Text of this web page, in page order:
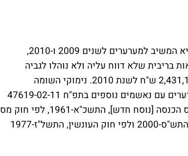
הערעור דנן הוא על שומה על פי מיטב השפיטה שהוציא המשיב למערערים לשנים 2009 ו-2010,
שלא דווח עליה ולא נוהלו לגביה
ספרים, בסכום של 7,488,000 ש"ח לשנת 2009 ו-2,431,169 ש"ח לשנת 2010. נימוקי השומה
(המתוקנת) התבססו, בין היתר, על הרשעתם של המערערים עם נאשמים נוספים בתפ"ח 47619-02-11
(להלן: "התיק הפלילי"), בעבירות שונות לפי פקודת מס הכנסה [נוסח חדש], התשכ"א-1961, לפי חוק מס
ערך מוסף, התשל"ו-1975, לפי חוק איסור הלבנת הון, התש"ס-2000 ולפי חוק העונשין, התשל"ז-1977